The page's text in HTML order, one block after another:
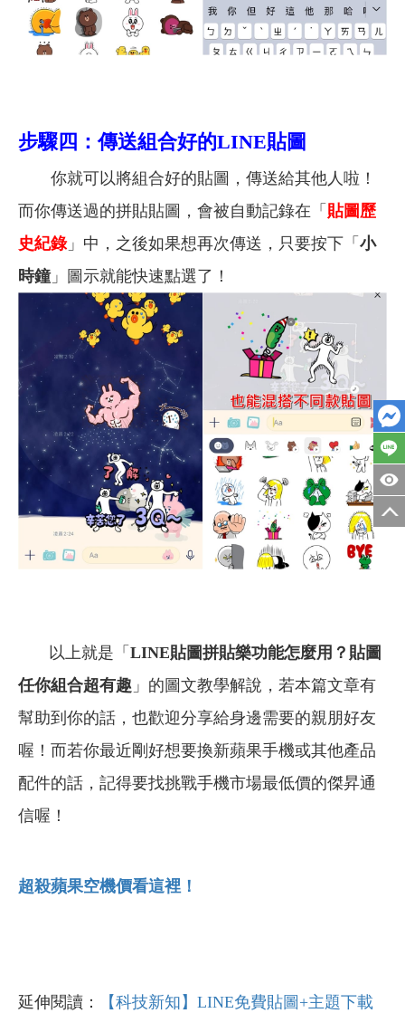
步驟四：傳送組合好的LINE貼圖
你就可以將組合好的貼圖，傳送給其他人啦！
而你傳送過的拼貼貼圖，會被自動記錄在「 貼圖歷
史紀錄」中，之後如果想再次傳送，只要按下「 小
時鐘」圖示就能快速點選了！
以上就是「 LINE貼圖拼貼樂功能怎麼用？貼圖
任你組合超有趣 」的圖文教學解說， 若本篇文章有
幫助到你的話，也歡迎分享給身邊需要的親朋好友
喔！而若你最近剛好想要換新蘋果手機或其他產品
配件的話，記得要找挑戰手機市場最低價的傑昇通
信喔！
超殺蘋果空機價看這裡！
延伸閱讀：
【科技新知】LINE免費貼圖+主題下載